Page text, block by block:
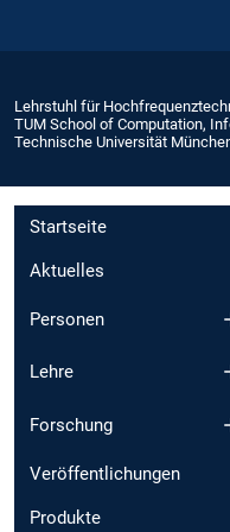
Lehrstuhl für
TUM School of Computation,
Technische Universität
Startseite
Aktuelles
Personen
Lehre
Forschung
Veröffentlichungen
Produkte